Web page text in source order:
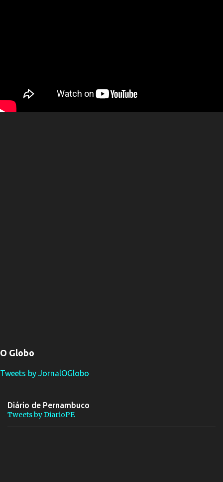
O Globo
Tweets by JornalOGlobo
Diário de Pernambuco
Tweets by DiarioPE